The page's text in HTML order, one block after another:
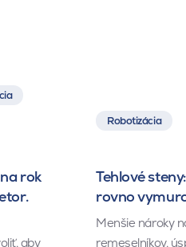
rok
aby
Robotizácia
Tehlové
rovno
Menšie nároky
remeselníkov,